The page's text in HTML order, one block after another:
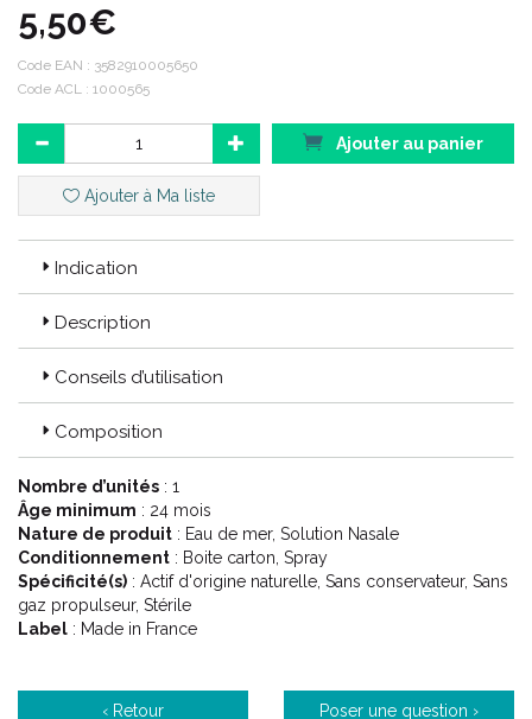
5,50€
Code EAN : 3582910005650
Code ACL : 1000565
Ajouter au panier
Ajouter à Ma liste
Indication
Description
Conseils d’utilisation
Composition
Nombre d’unités : 1
Âge minimum : 24 mois
Nature de produit : Eau de mer, Solution Nasale
Conditionnement : Boite carton, Spray
Spécificité(s) : Actif d'origine naturelle, Sans conservateur, Sans
gaz propulseur, Stérile
Label : Made in France
‹ Retour Poser une question ›